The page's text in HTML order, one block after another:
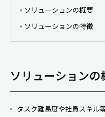
ソリューションの概要
ソリューションの特徴
ソリューションの
タスク難易度や社員スキル